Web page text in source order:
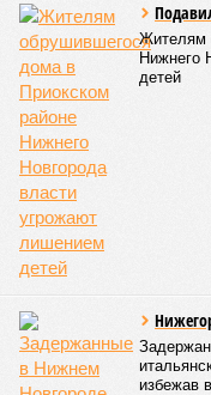
Жителям
Нижнего
детей
избежав